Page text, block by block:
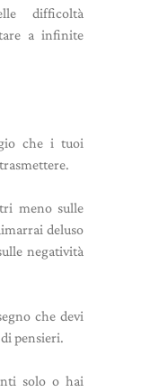
difficoltà
a infinite
che i tuoi
meno sulle
deluso
negatività
che devi
pensieri.
solo o hai